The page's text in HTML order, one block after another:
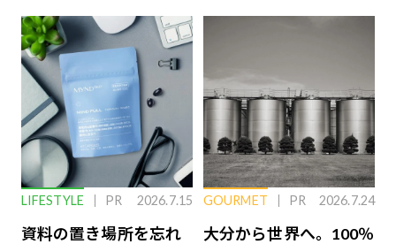
LIFESTYLE PR 2026.7.15
資料の置き場所を忘れ
GOURMET PR 2026.7.24
大分から世界へ。100％